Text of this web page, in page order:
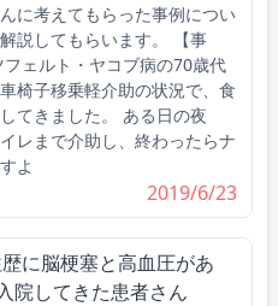
に考えてもらった事例につい
説してもらいます。 【事
ェルト・ヤコブ病の70歳代
椅子移乗軽介助の状況で、食
てきました。 ある日の夜
レまで介助し、終わったらナ
よ
2019/6/23
に脳梗塞と高血圧があ
院してきた患者さん